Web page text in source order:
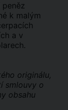
k malým
a v
originálu,
smlouvy o
obsahu